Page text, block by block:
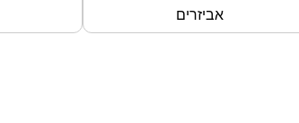
אביזרים